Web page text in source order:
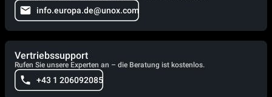
info.europa.de@unox.com
Vertriebssupport
Rufen Sie unsere Experten an – die Beratung ist kostenlos.
+43 1 206092085